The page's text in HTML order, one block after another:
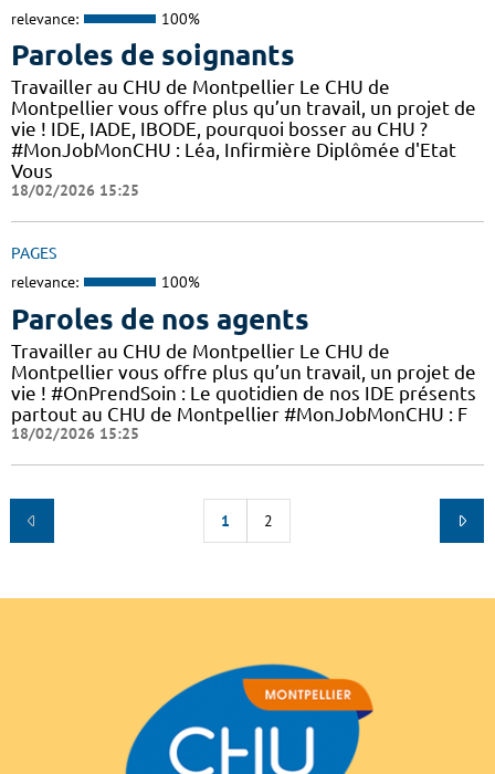
relevance: 100%
Paroles de soignants
Travailler au CHU de Montpellier Le CHU de
Montpellier vous offre plus qu’un travail, un projet de
vie ! IDE, IADE, IBODE, pourquoi bosser au CHU ?
#MonJobMonCHU : Léa, Infirmière Diplômée d'Etat
Vous
18/02/2026 15:25
PAGES
relevance: 100%
Paroles de nos agents
Travailler au CHU de Montpellier Le CHU de
Montpellier vous offre plus qu’un travail, un projet de
vie ! #OnPrendSoin : Le quotidien de nos IDE présents
partout au CHU de Montpellier #MonJobMonCHU : F
18/02/2026 15:25
1 2